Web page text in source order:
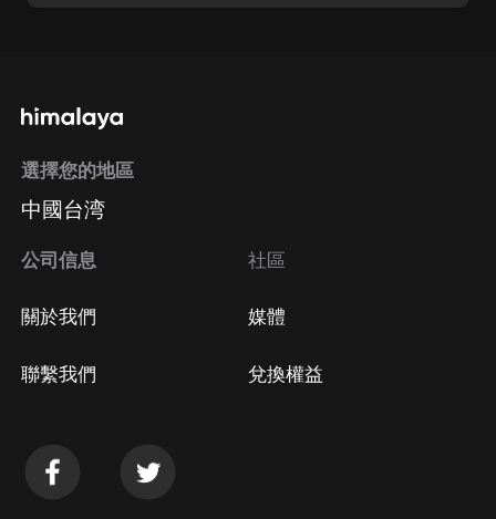
選擇您的地區
中國台湾
公司信息
關於我們
聯繫我們
社區
媒體
兌換權益